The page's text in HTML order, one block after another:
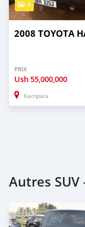
4
2008 TOYOTA
PRIX
Ush55,000,000
Kampala
Autres SUV